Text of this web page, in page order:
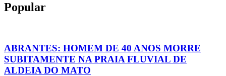
Popular
ABRANTES: HOMEM DE 40 ANOS MORRE
SUBITAMENTE NA PRAIA FLUVIAL DE
ALDEIA DO MATO